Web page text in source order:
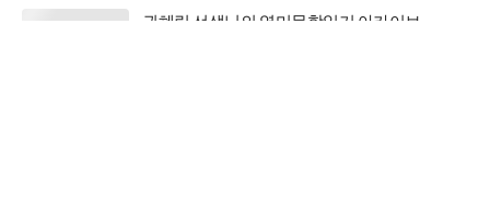
권혜림 선생님의 영미문학읽기 아카이브